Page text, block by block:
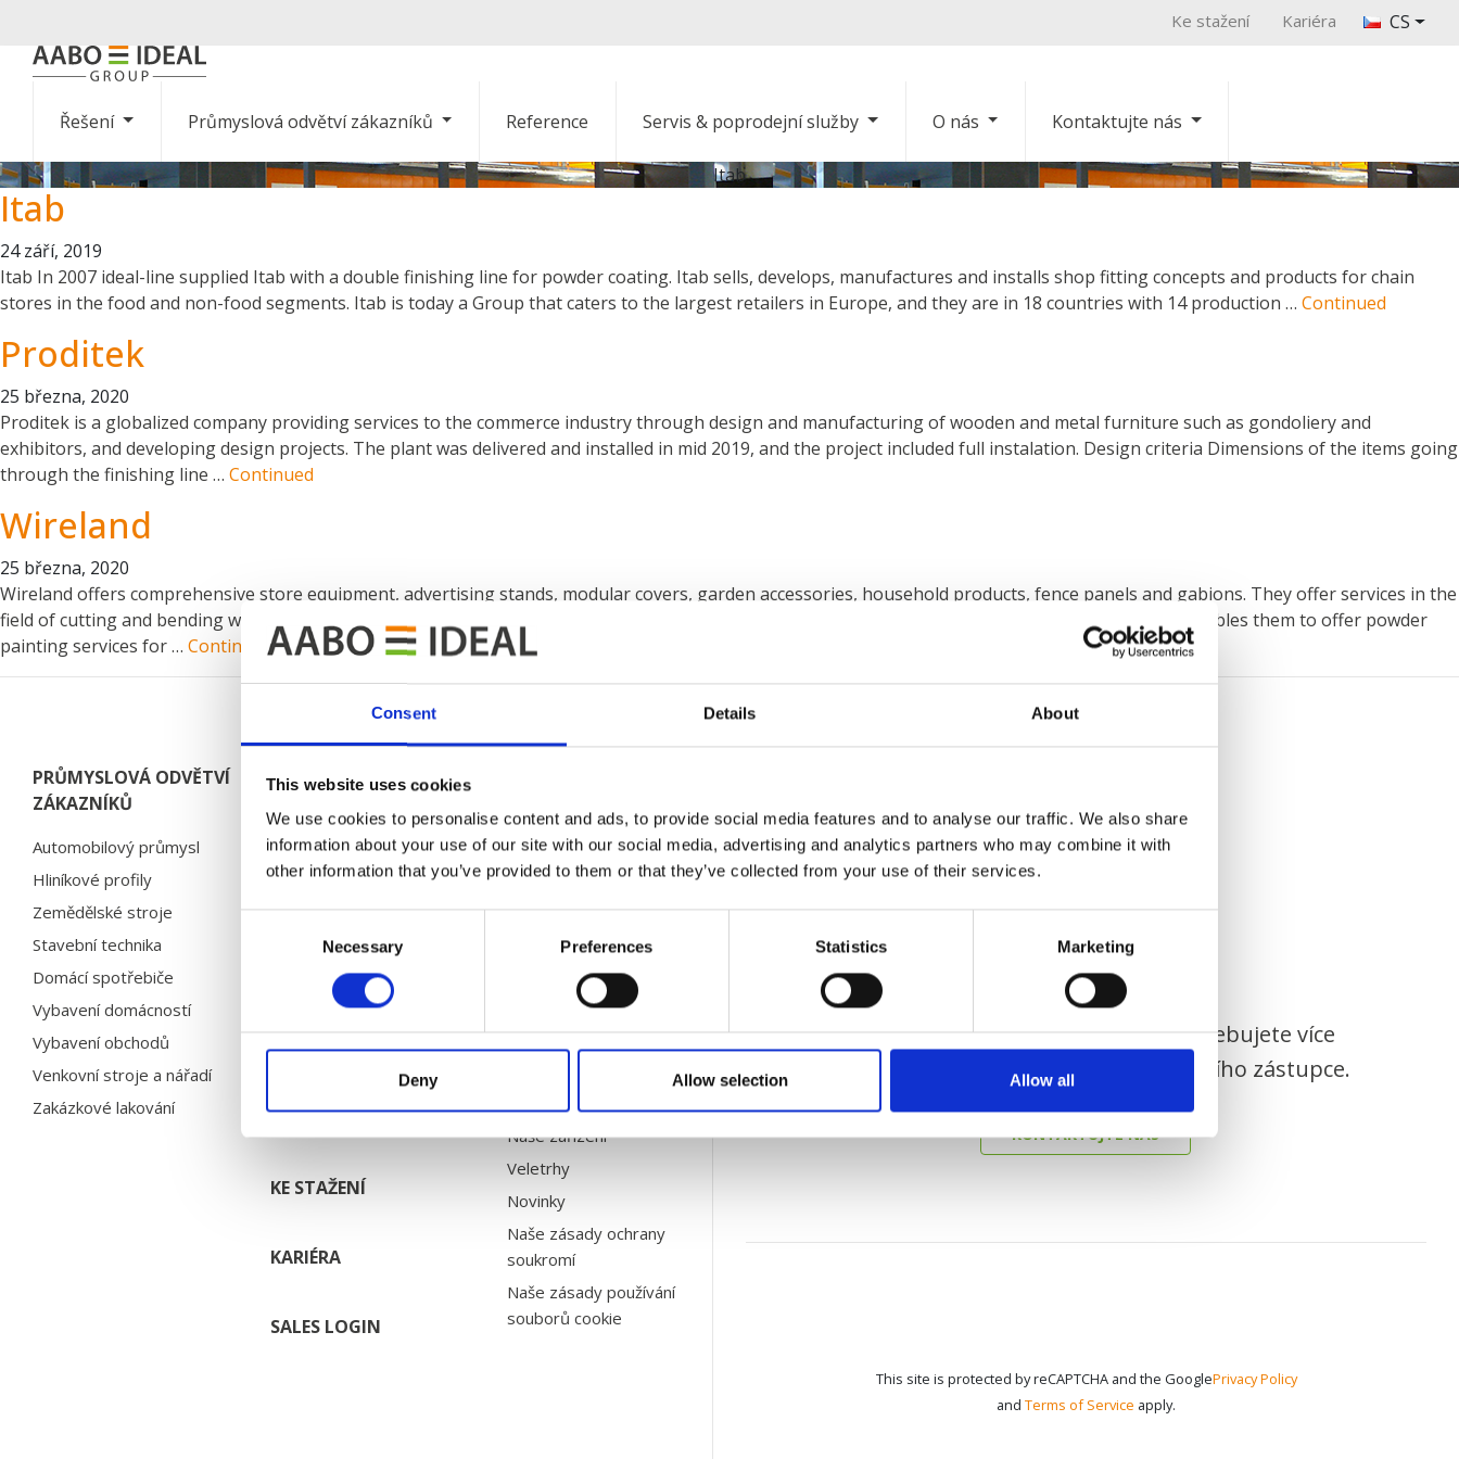
Consent Details About
This website uses cookies
We use cookies to personalise content and ads, to provide social media features and to analyse our traffic. We also share
information about your use of our site with our social media, advertising and analytics partners who may combine it with
other information that you’ve provided to them or that they’ve collected from your use of their services.
Necessary Preferences Statistics Marketing
Deny Allow selection Allow all
Ke stažení Kariéra CS
Řešení Průmyslová odvětví zákazníků Reference Servis & poprodejní služby O nás Kontaktujte nás
Itab
Itab
24 září, 2019
Itab In 2007 ideal-line supplied Itab with a double finishing line for powder coating. Itab sells, develops, manufactures and installs shop fitting concepts and products for chain
stores in the food and non-food segments. Itab is today a Group that caters to the largest retailers in Europe, and they are in 18 countries with 14 production … Continued
Proditek
25 března, 2020
Proditek is a globalized company providing services to the commerce industry through design and manufacturing of wooden and metal furniture such as gondoliery and
exhibitors, and developing design projects. The plant was delivered and installed in mid 2019, and the project included full instalation. Design criteria Dimensions of the items going
through the finishing line … Continued
Wireland
25 března, 2020
Wireland offers comprehensive store equipment, advertising stands, modular covers, garden accessories, household products, fence panels and gabions. They offer services in the
field of cutting and bending wire as well as welding and welding wires, bars and flat bars. Their painting line with a modern shot-blasting machine enables them to offer powder
painting services for … Continued
PRŮMYSLOVÁ ODVĚTVÍ
ZÁKAZNÍKŮ
Automobilový průmysl
Hliníkové profily
Zemědělské stroje
Stavební technika
Domácí spotřebiče
Vybavení domácností
Vybavení obchodů
Venkovní stroje a nářadí
Zakázkové lakování
REFERENCE
Bosal
Brano
Husqvarna
SERVIS & POPRODEJNÍ
SLUŽBY
KE STAŽENÍ
KARIÉRA
SALES LOGIN
Oddělení
Naši zástupci
GO GREENER
ISO/TÜV Nord
Etický kodex
Historie
Naše zařízení
Veletrhy
Novinky
Naše zásady ochrany
soukromí
Naše zásady používání
souborů cookie
We know how
Pokud máte nějaké otázky nebo potřebujete více
informací, obraťte se na Vašeho lokálního zástupce.
KONTAKTUJTE NÁS
This site is protected by reCAPTCHA and the GooglePrivacy Policy
and Terms of Service apply.